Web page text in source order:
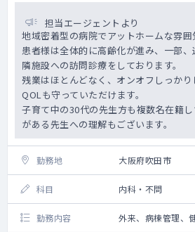
担当エージェントより
地域密着型の病院でアットホームな雰囲
患者様は全体的に高齢化が進み、一部
隣施設への訪問診療をしております。
残業はほとんどなく、オンオフしっかり
QOLも守っていただけます。
子育て中の30代の先生方も複数名在籍
がある先生への理解もございます。
勤務地 大阪府吹田市
科目 内科・不問
勤務内容 外来、病棟管理、